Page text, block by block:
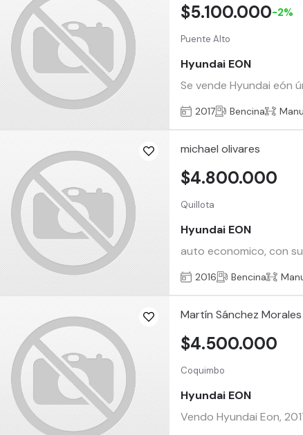
Puente Alto
Hyundai EON
Se vende Hyundai eón
$5.100.000-2%
2017 Bencina
michael olivares
Quillota
Hyundai EON
auto economico, con
$4.800.000
2016 Bencina
Martín Sánchez Morales
Coquimbo
Hyundai EON
Vendo Hyundai Eon,
$4.500.000